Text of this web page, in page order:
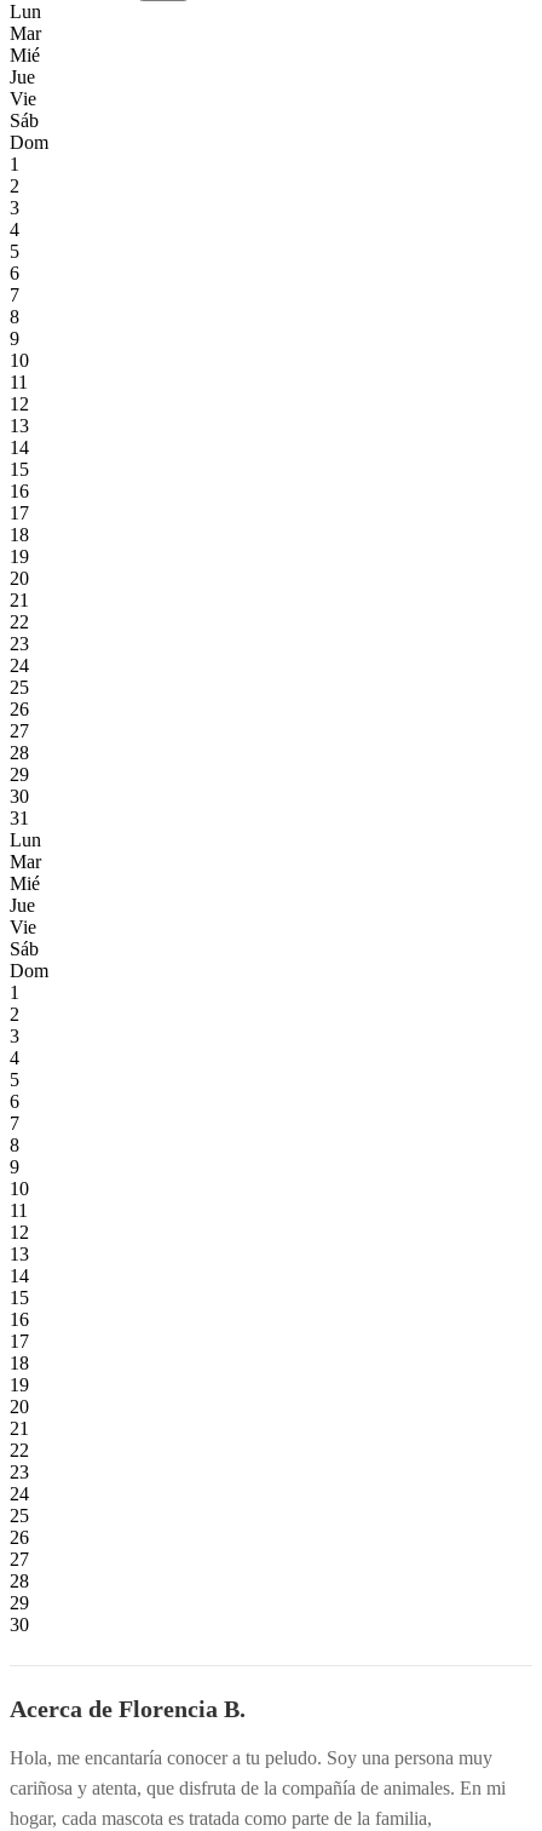
Lun
Mar
Mié
Jue
Vie
Sáb
Dom
1
2
3
4
5
6
7
8
9
10
11
12
13
14
15
16
17
18
19
20
21
22
23
24
25
26
27
28
29
30
31
Lun
Mar
Mié
Jue
Vie
Sáb
Dom
1
2
3
4
5
6
7
8
9
10
11
12
13
14
15
16
17
18
19
20
21
22
23
24
25
26
27
28
29
30
Acerca de Florencia B.
Hola, me encantaría conocer a tu peludo. Soy una persona muy
cariñosa y atenta, que disfruta de la compañía de animales. En mi
hogar, cada mascota es tratada como parte de la familia,